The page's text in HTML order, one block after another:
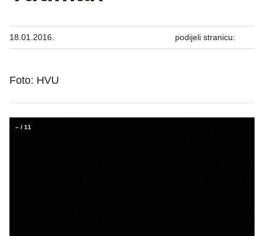
18.01.2016. podijeli stranicu:
Foto: HVU
– / 11